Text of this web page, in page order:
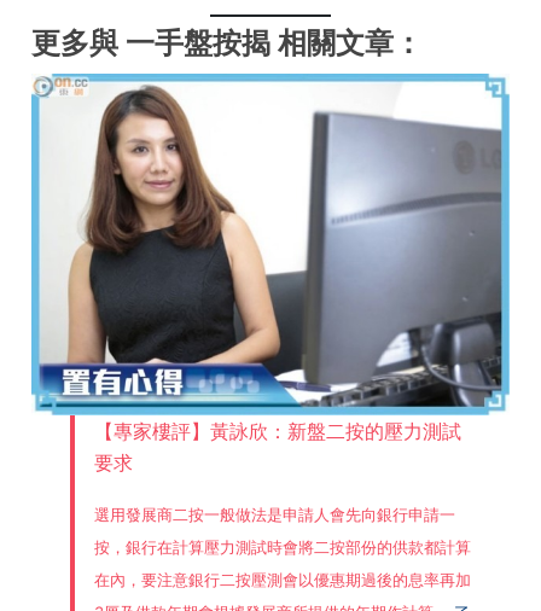
更多與 一手盤按揭 相關文章：
【專家樓評】黃詠欣：新盤二按的壓力測試
要求
選用發展商二按一般做法是申請人會先向銀行申請一
按，銀行在計算壓力測試時會將二按部份的供款都計算
在內，要注意銀行二按壓測會以優惠期過後的息率再加